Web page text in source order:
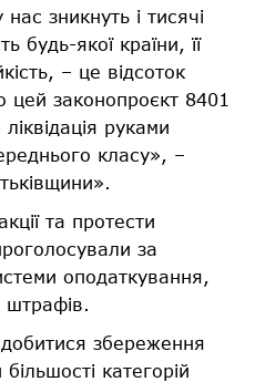
зникнуть і тисячі
будь-якої країни, її
– це відсоток
законопроєкт 8401
руками
класу», –
та протести
за
оподаткування,
штрафів.
збереження
категорій